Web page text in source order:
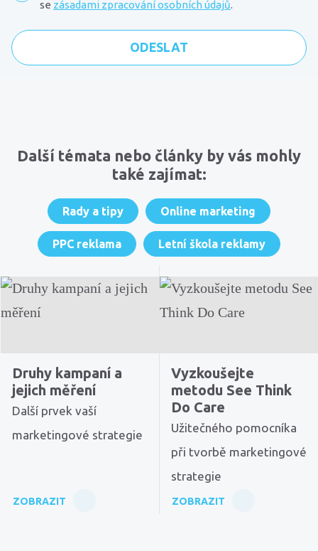
se zásadami zpracování osobních údajů.
Další témata nebo články by vás mohly
také zajímat:
Rady a tipy Online marketing
PPC reklama Letní škola reklamy
Druhy kampaní a
jejich měření
Další prvek vaší
marketingové strategie
ZOBRAZIT
Vyzkoušejte
metodu See Think
Do Care
Užitečného pomocníka
při tvorbě marketingové
strategie
ZOBRAZIT